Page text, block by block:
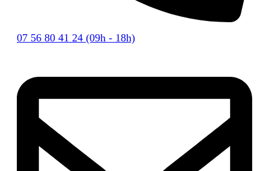
07 56 80 41 24 (09h - 18h)